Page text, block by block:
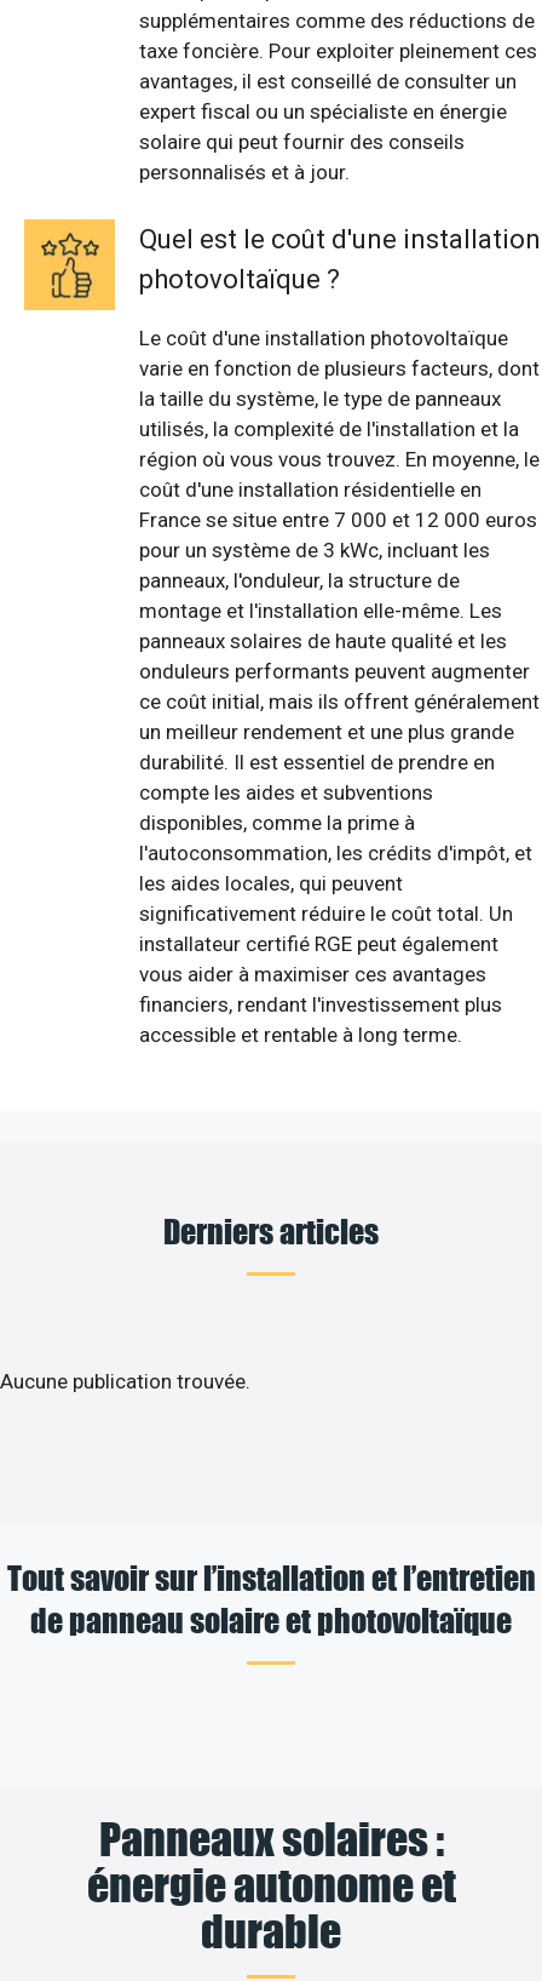
supplémentaires comme des réductions de
taxe foncière. Pour exploiter pleinement ces
avantages, il est conseillé de consulter un
expert fiscal ou un spécialiste en énergie
solaire qui peut fournir des conseils
personnalisés et à jour.
Quel est le coût d'une installation
photovoltaïque ?
Le coût d'une installation photovoltaïque
varie en fonction de plusieurs facteurs, dont
la taille du système, le type de panneaux
utilisés, la complexité de l'installation et la
région où vous vous trouvez. En moyenne, le
coût d'une installation résidentielle en
France se situe entre 7 000 et 12 000 euros
pour un système de 3 kWc, incluant les
panneaux, l'onduleur, la structure de
montage et l'installation elle-même. Les
panneaux solaires de haute qualité et les
onduleurs performants peuvent augmenter
ce coût initial, mais ils offrent généralement
un meilleur rendement et une plus grande
durabilité. Il est essentiel de prendre en
compte les aides et subventions
disponibles, comme la prime à
l'autoconsommation, les crédits d'impôt, et
les aides locales, qui peuvent
significativement réduire le coût total. Un
installateur certifié RGE peut également
vous aider à maximiser ces avantages
financiers, rendant l'investissement plus
accessible et rentable à long terme.
Derniers articles
Aucune publication trouvée.
Tout savoir sur l’installation et l’entretien
de panneau solaire et photovoltaïque
Panneaux solaires :
énergie autonome et
durable